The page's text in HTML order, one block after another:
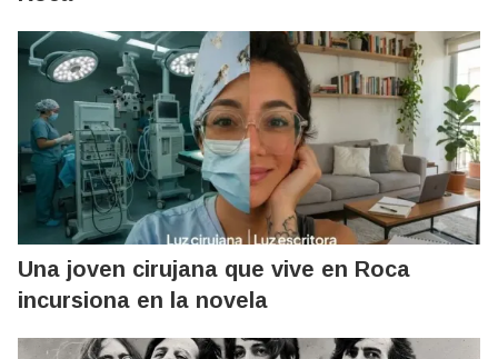
Una joven cirujana que vive en Roca
incursiona en la novela